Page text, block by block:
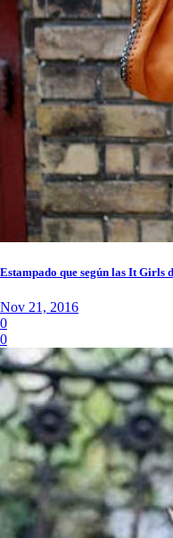
Estampado que según las It Girls
Nov 21, 2016
0
0